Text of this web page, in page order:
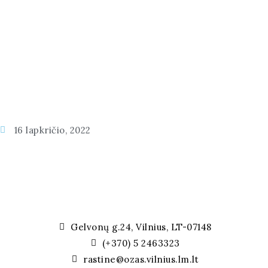
16 lapkričio, 2022
Gelvonų g.24, Vilnius, LT-07148
(+370) 5 2463323
rastine@ozas.vilnius.lm.lt